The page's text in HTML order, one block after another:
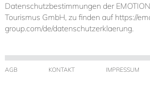
Datenschutzbestimmungen der
Tourismus GmbH, zu finden auf https://
group.com/de/datenschutzerklaerung.
AGB KONTAKT IMPRESSUM